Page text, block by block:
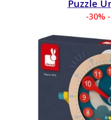
Puzzle
-30%